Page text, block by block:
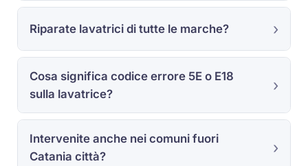
Riparate lavatrici di tutte le marche?
Cosa significa codice errore 5E o E18
sulla lavatrice?
Intervenite anche nei comuni fuori
Catania città?